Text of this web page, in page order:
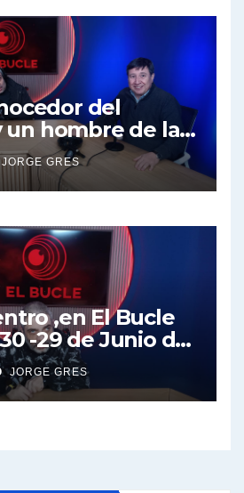
del
hombre de la
el creador de la
en
nos visita
6 de julio de 2026
JORGE GRES
,en El Bucle
-29 de Junio de
en mi placard.
JORGE GRES